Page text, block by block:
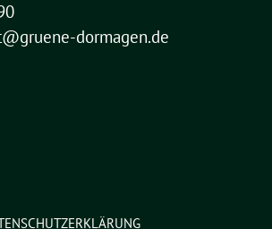
dormagen.de